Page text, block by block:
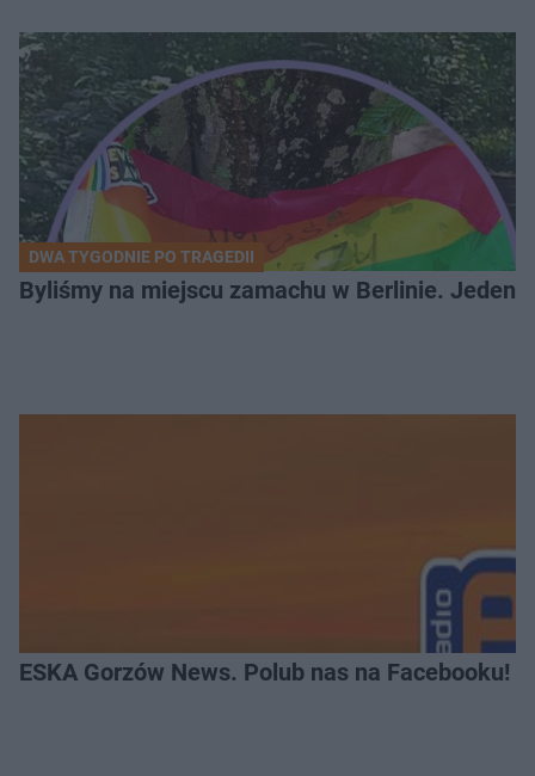
DWA TYGODNIE PO TRAGEDII
Byliśmy na miejscu zamachu w Berlinie. Jeden
ESKA Gorzów News. Polub nas na Facebooku!